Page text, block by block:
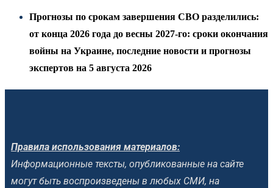
Прогнозы по срокам завершения СВО разделились:
от конца 2026 года до весны 2027-го: сроки окончания
войны на Украине, последние новости и прогнозы
экспертов на 5 августа 2026
Правила использования материалов:
Информационные тексты, опубликованные на сайте
могут быть воспроизведены в любых СМИ, на